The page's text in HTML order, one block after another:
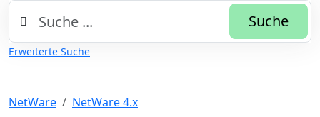
Suche
Erweiterte Suche
NetWare NetWare 4.x